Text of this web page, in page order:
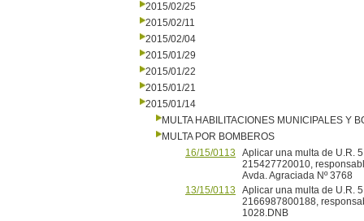
2015/02/25
2015/02/11
2015/02/04
2015/01/29
2015/01/22
2015/01/21
2015/01/14
MULTA HABILITACIONES MUNICIPALES Y
MULTA POR BOMBEROS
16/15/0113
Aplicar una multa de U.R.
215427720010,
Avda. Agraciada Nº 3768
13/15/0113
Aplicar una multa de U.R.
2166987800188,
1028.DNB